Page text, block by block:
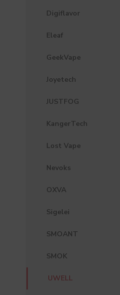
Digiflavor
Eleaf
GeekVape
Joyetech
JUSTFOG
KangerTech
Lost Vape
Nevoks
OXVA
Sigelei
SMOANT
SMOK
UWELL